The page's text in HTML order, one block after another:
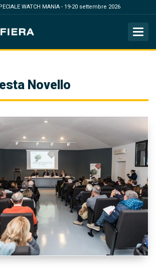
WATCH MANIA - 19-20 settembre 2026
Novello